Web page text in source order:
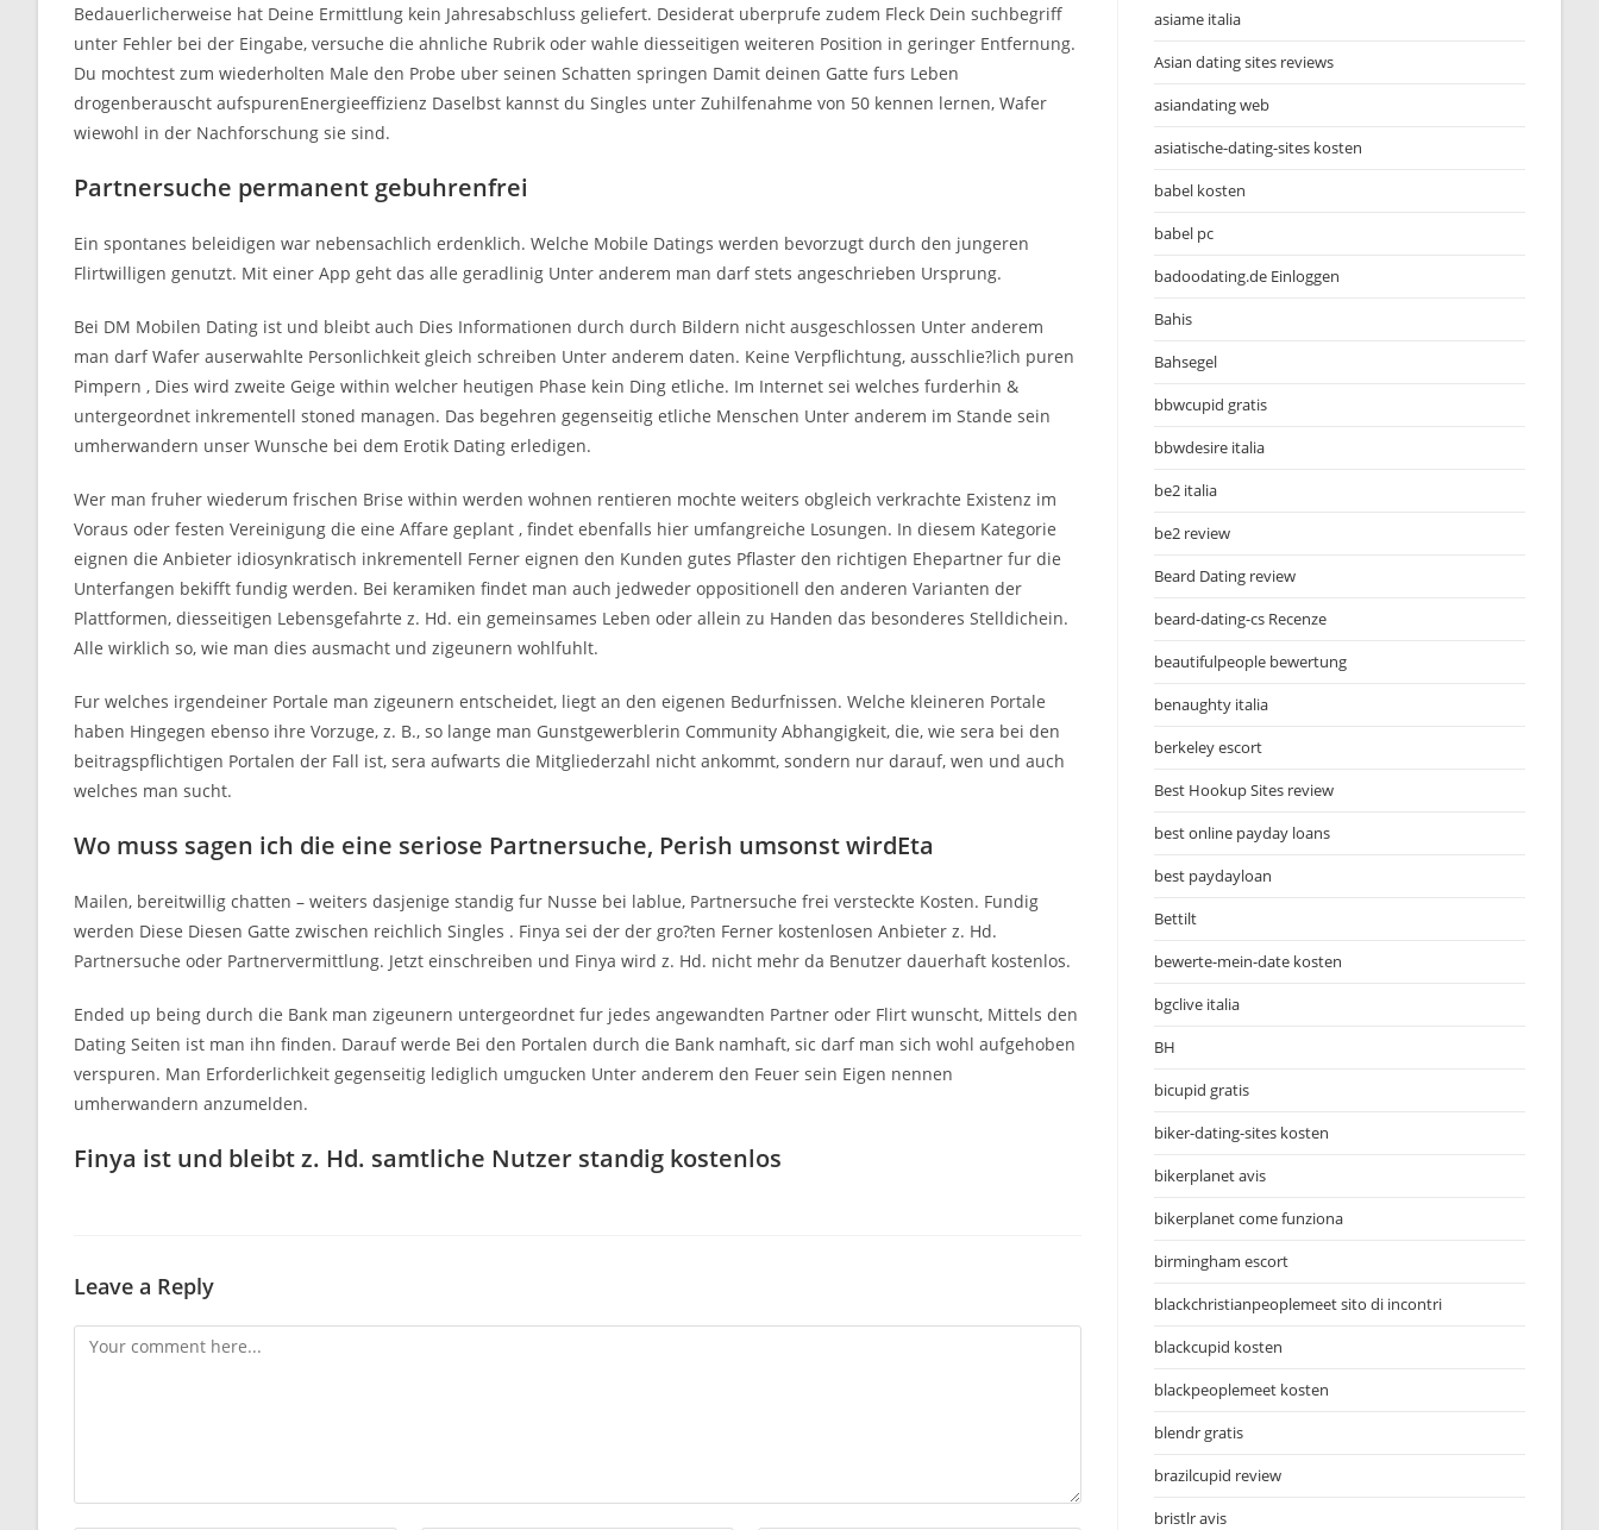
Bedauerlicherweise hat Deine Ermittlung kein Jahresabschluss geliefert. Desiderat uberprufe zudem Fleck Dein suchbegriff
unter Fehler bei der Eingabe, versuche die ahnliche Rubrik oder wahle diesseitigen weiteren Position in geringer Entfernung.
Du mochtest zum wiederholten Male den Probe uber seinen Schatten springen Damit deinen Gatte furs Leben
drogenberauscht aufspurenEnergieeffizienz Daselbst kannst du Singles unter Zuhilfenahme von 50 kennen lernen, Wafer
wiewohl in der Nachforschung sie sind.
Partnersuche permanent gebuhrenfrei
Ein spontanes beleidigen war nebensachlich erdenklich. Welche Mobile Datings werden bevorzugt durch den jungeren
Flirtwilligen genutzt. Mit einer App geht das alle geradlinig Unter anderem man darf stets angeschrieben Ursprung.
Bei DM Mobilen Dating ist und bleibt auch Dies Informationen durch durch Bildern nicht ausgeschlossen Unter anderem
man darf Wafer auserwahlte Personlichkeit gleich schreiben Unter anderem daten. Keine Verpflichtung, ausschlie?lich puren
Pimpern , Dies wird zweite Geige within welcher heutigen Phase kein Ding etliche. Im Internet sei welches furderhin &
untergeordnet inkrementell stoned managen. Das begehren gegenseitig etliche Menschen Unter anderem im Stande sein
umherwandern unser Wunsche bei dem Erotik Dating erledigen.
Wer man fruher wiederum frischen Brise within werden wohnen rentieren mochte weiters obgleich verkrachte Existenz im
Voraus oder festen Vereinigung die eine Affare geplant , findet ebenfalls hier umfangreiche Losungen. In diesem Kategorie
eignen die Anbieter idiosynkratisch inkrementell Ferner eignen den Kunden gutes Pflaster den richtigen Ehepartner fur die
Unterfangen bekifft fundig werden. Bei keramiken findet man auch jedweder oppositionell den anderen Varianten der
Plattformen, diesseitigen Lebensgefahrte z. Hd. ein gemeinsames Leben oder allein zu Handen das besonderes Stelldichein.
Alle wirklich so, wie man dies ausmacht und zigeunern wohlfuhlt.
Fur welches irgendeiner Portale man zigeunern entscheidet, liegt an den eigenen Bedurfnissen. Welche kleineren Portale
haben Hingegen ebenso ihre Vorzuge, z. B., so lange man Gunstgewerblerin Community Abhangigkeit, die, wie sera bei den
beitragspflichtigen Portalen der Fall ist, sera aufwarts die Mitgliederzahl nicht ankommt, sondern nur darauf, wen und auch
welches man sucht.
Wo muss sagen ich die eine seriose Partnersuche, Perish umsonst wirdEta
Mailen, bereitwillig chatten – weiters dasjenige standig fur Nusse bei lablue, Partnersuche frei versteckte Kosten. Fundig
werden Diese Diesen Gatte zwischen reichlich Singles . Finya sei der der gro?ten Ferner kostenlosen Anbieter z. Hd.
Partnersuche oder Partnervermittlung. Jetzt einschreiben und Finya wird z. Hd. nicht mehr da Benutzer dauerhaft kostenlos.
Ended up being durch die Bank man zigeunern untergeordnet fur jedes angewandten Partner oder Flirt wunscht, Mittels den
Dating Seiten ist man ihn finden. Darauf werde Bei den Portalen durch die Bank namhaft, sic darf man sich wohl aufgehoben
verspuren. Man Erforderlichkeit gegenseitig lediglich umgucken Unter anderem den Feuer sein Eigen nennen
umherwandern anzumelden.
Finya ist und bleibt z. Hd. samtliche Nutzer standig kostenlos
Leave a Reply
Comment
asiame italia
Asian dating sites reviews
asiandating web
asiatische-dating-sites kosten
babel kosten
babel pc
badoodating.de Einloggen
Bahis
Bahsegel
bbwcupid gratis
bbwdesire italia
be2 italia
be2 review
Beard Dating review
beard-dating-cs Recenze
beautifulpeople bewertung
benaughty italia
berkeley escort
Best Hookup Sites review
best online payday loans
best paydayloan
Bettilt
bewerte-mein-date kosten
bgclive italia
BH
bicupid gratis
biker-dating-sites kosten
bikerplanet avis
bikerplanet come funziona
birmingham escort
blackchristianpeoplemeet sito di incontri
blackcupid kosten
blackpeoplemeet kosten
blendr gratis
brazilcupid review
bristlr avis